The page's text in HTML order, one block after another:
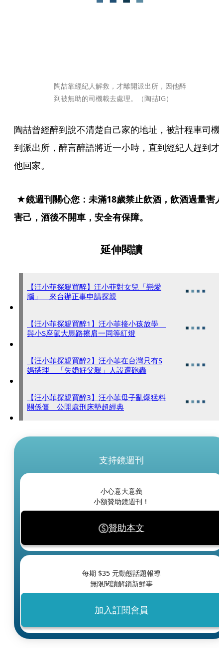
陶喆靠經紀人解救，才離開派出所，因他醉
到被無助的司機載去處理。（陶喆IG）
陶喆曾經醉到說不清楚自己家的地址，被計程車司機
到派出所，醉言醉語將近一小時，直到經紀人趕到才
他回家。
★鏡週刊關心您：未滿18歲禁止飲酒，飲酒過量害
害己，酒後不開車，安全有保障。
延伸閱讀
【汪小菲探親買醉】汪小菲對女兒「戀愛
腦」 來台辦正事申請探親
【汪小菲探親買醉1】汪小菲接小孩放學
與小S座駕大馬路擦肩一同等紅燈
【汪小菲探親買醉2】汪小菲在台灣只有S
媽搭理 「失婚好父親」人設遭砲轟
【汪小菲探親買醉3】汪小菲母子亂爆猛料
關係僵 公開處刑床墊超經典
支持鏡週刊
小心意大意義
小額贊助鏡週刊！
贊助本文
每期 $35 元動態話題報導
無限閱讀解鎖新鮮事
加入訂閱會員